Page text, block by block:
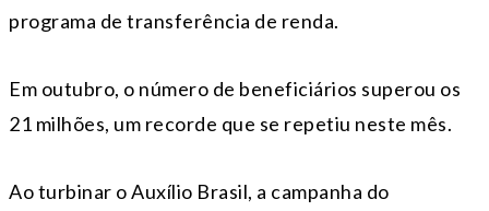
programa de transferência de renda.
Em outubro, o número de beneficiários superou os
21 milhões, um recorde que se repetiu neste mês.
Ao turbinar o Auxílio Brasil, a campanha do